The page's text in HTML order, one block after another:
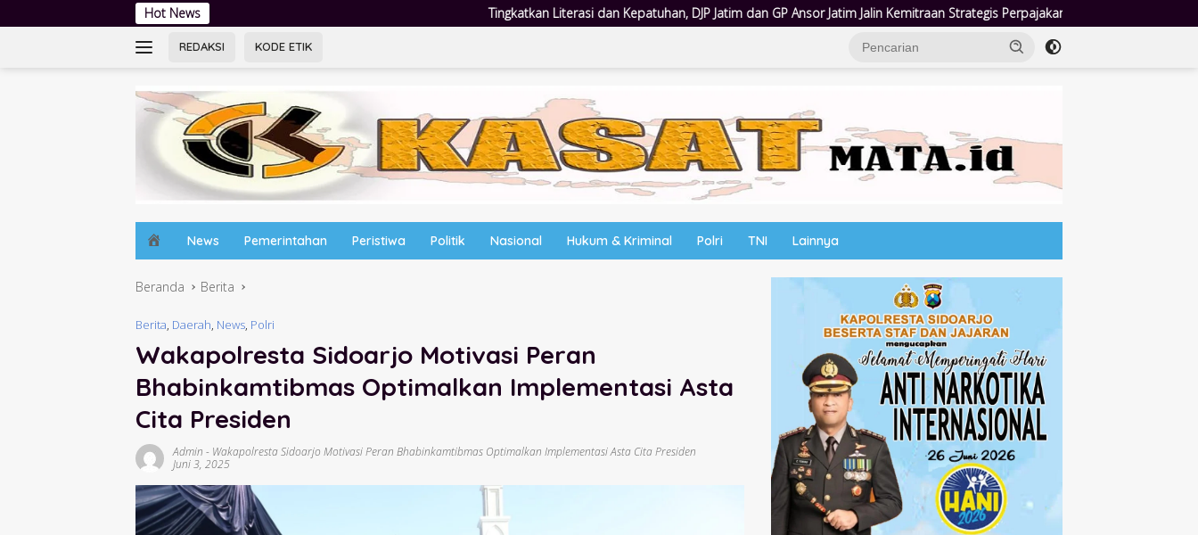
ke
Hot News Tingkatkan Literasi dan Kepatuhan, DJP Jatim dan GP Ansor Jatim Jalin Kemitraan Strategis Perpajakan Jumat Berkah Polsek Taman: Hadir di
REDAKSI KODE ETIK
o
e
News Pemerintahan Peristiwa Politik Nasional Hukum & Kriminal Polri TNI Lainnya
Beranda Berita
Berita, Daerah, News, Polri
Wakapolresta Sidoarjo Motivasi Peran
Bhabinkamtibmas Optimalkan Implementasi Asta
Cita Presiden
Admin - Wakapolresta Sidoarjo Motivasi Peran Bhabinkamtibmas Optimalkan Implementasi Asta Cita Presiden
Juni 3, 2025